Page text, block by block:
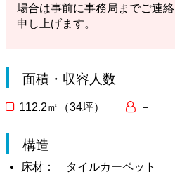
場合は事前に事務局までご連
申し上げます。
面積・収容人数
112.2㎡（34坪） －
構造
床材： タイルカーペット